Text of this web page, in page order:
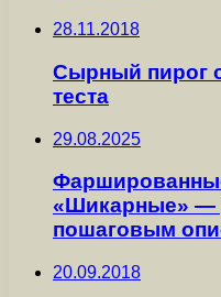
28.11.2018
Сырный пирог
теста
29.08.2025
«Шикарные» —
пошаговым
20.09.2018